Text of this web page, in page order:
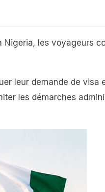
Nigeria, les voyageurs
leur demande de visa
les démarches